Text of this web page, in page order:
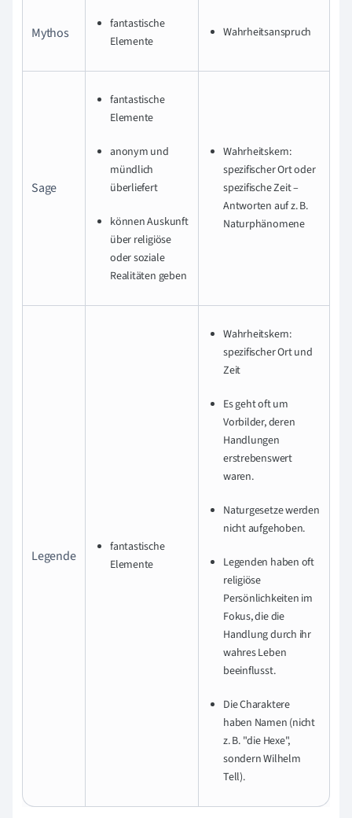
Mythos
fantastische
Elemente
Wahrheitsanspruch
Sage
fantastische
Elemente
anonym und
mündlich
überliefert
können Auskunft
über religiöse
oder soziale
Realitäten geben
Wahrheitskern:
spezifischer Ort oder
spezifische Zeit –
Antworten auf z. B.
Naturphänomene
Legende
fantastische
Elemente
Wahrheitskern:
spezifischer Ort und
Zeit
Es geht oft um
Vorbilder, deren
Handlungen
erstrebenswert
waren.
Naturgesetze werden
nicht aufgehoben.
Legenden haben oft
religiöse
Persönlichkeiten im
Fokus, die die
Handlung durch ihr
wahres Leben
beeinflusst.
Die Charaktere
haben Namen (nicht
z. B. "die Hexe",
sondern Wilhelm
Tell).